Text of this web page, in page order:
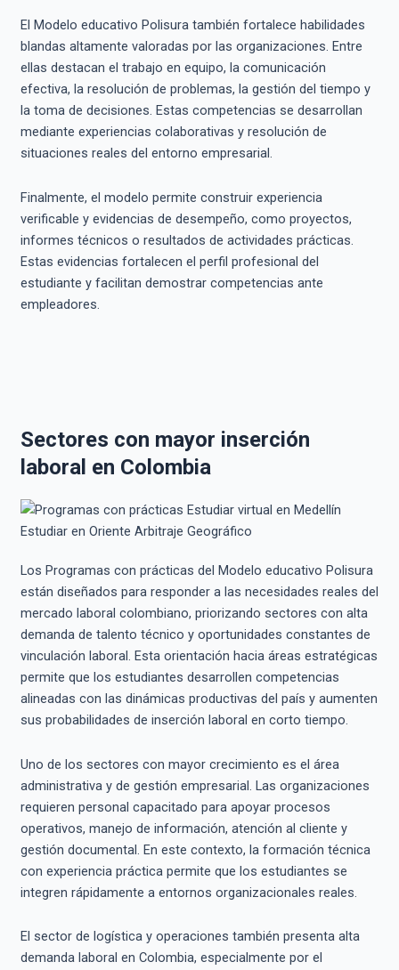
El Modelo educativo Polisura también fortalece habilidades
blandas altamente valoradas por las organizaciones. Entre
ellas destacan el trabajo en equipo, la comunicación
efectiva, la resolución de problemas, la gestión del tiempo y
la toma de decisiones. Estas competencias se desarrollan
mediante experiencias colaborativas y resolución de
situaciones reales del entorno empresarial.
Finalmente, el modelo permite construir experiencia
verificable y evidencias de desempeño, como proyectos,
informes técnicos o resultados de actividades prácticas.
Estas evidencias fortalecen el perfil profesional del
estudiante y facilitan demostrar competencias ante
empleadores.
Sectores con mayor inserción
laboral en Colombia
Los Programas con prácticas del Modelo educativo Polisura
están diseñados para responder a las necesidades reales del
mercado laboral colombiano, priorizando sectores con alta
demanda de talento técnico y oportunidades constantes de
vinculación laboral. Esta orientación hacia áreas estratégicas
permite que los estudiantes desarrollen competencias
alineadas con las dinámicas productivas del país y aumenten
sus probabilidades de inserción laboral en corto tiempo.
Uno de los sectores con mayor crecimiento es el área
administrativa y de gestión empresarial. Las organizaciones
requieren personal capacitado para apoyar procesos
operativos, manejo de información, atención al cliente y
gestión documental. En este contexto, la formación técnica
con experiencia práctica permite que los estudiantes se
integren rápidamente a entornos organizacionales reales.
El sector de logística y operaciones también presenta alta
demanda laboral en Colombia, especialmente por el